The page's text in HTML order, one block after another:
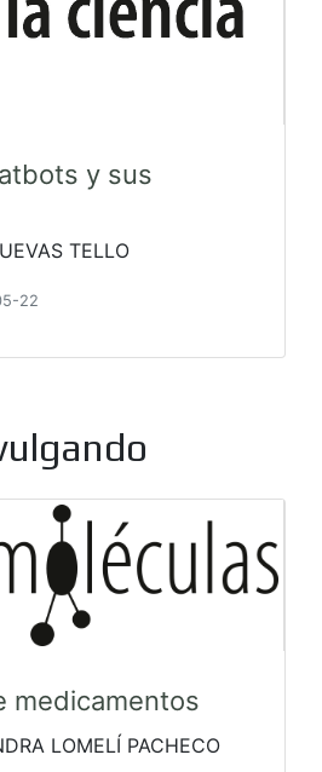
y sus
TELLO
22
medicamentos
LOMELÍ PACHECO